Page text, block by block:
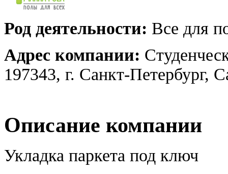
Род деятельности: Все для
Адрес компании:
197343, г. Санкт-Петербург,
Описание компании
Укладка паркета под ключ